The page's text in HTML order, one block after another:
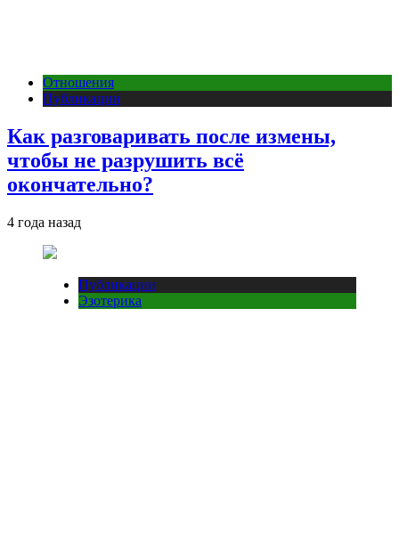
Отношения
Публикации
Как разговаривать после измены,
чтобы не разрушить всё
окончательно?
4 года назад
Публикации
Эзотерика